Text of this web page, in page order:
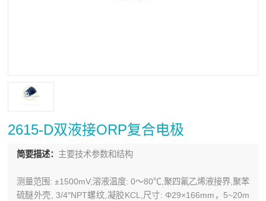
2615-D双液接ORP复合电极
简要描述： 主要技术参数和结构
测量范围: ±1500mV,溶液温度: 0～80℃,聚四氟乙烯液接界,聚苯
硫醚外壳, 3/4″NPT螺纹,凝胶KCL,尺寸: Φ29×166mm，5~20m